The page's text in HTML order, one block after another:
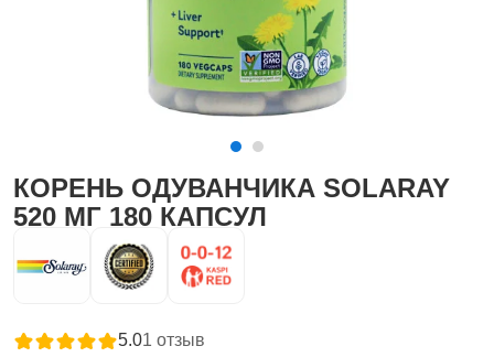
КОРЕНЬ ОДУВАНЧИКА SOLARAY
520 МГ 180 КАПСУЛ
5.01 отзыв